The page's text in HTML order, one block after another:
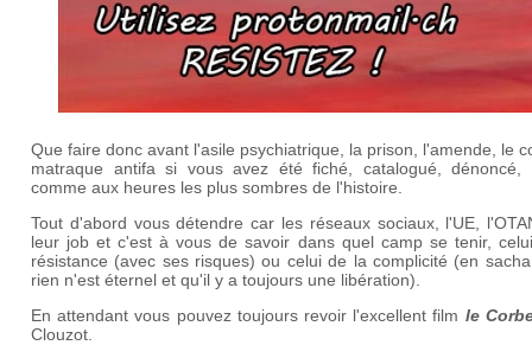
Que faire donc avant l'asile psychiatrique, la prison, l'amende, le
matraque antifa si vous avez été fiché, catalogué, dénoncé,
comme aux heures les plus sombres de l'histoire.
Tout d'abord vous détendre car les réseaux sociaux, l'UE,
leur job et c'est à vous de savoir dans quel camp se tenir,
résistance (avec ses risques) ou celui de la complicité (en
rien n'est éternel et qu'il y a toujours une libération).
En attendant vous pouvez toujours revoir l'excellent film le
Clouzot.